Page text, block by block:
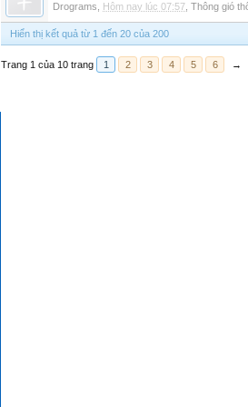
Drograms Hôm nay lúc 07:57 Thông gió
Hiển thị kết quả từ 1 đến 20 của 200
Trang 1 của 10 trang 1 2 3 4 5 6 →